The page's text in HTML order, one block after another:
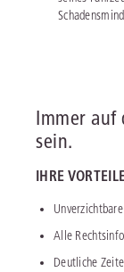
Immer auf
sein.
IHRE
Alle
Deutliche